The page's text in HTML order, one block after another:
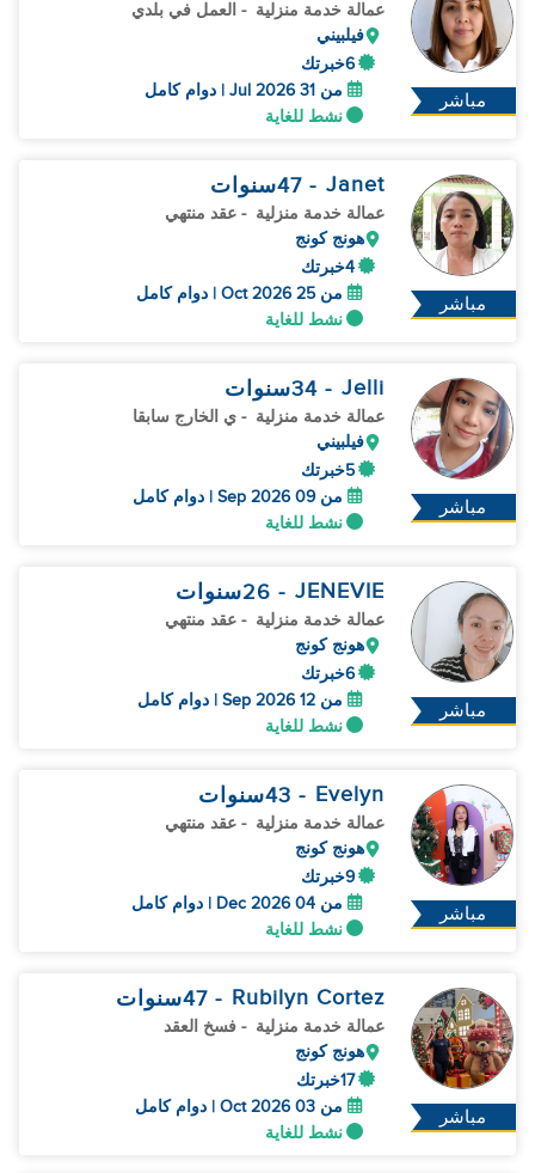
مباشر
عمالة خدمة منزلية - العمل في بلدي
فيلبيني
6خبرتك
من 31 Jul 2026 | دوام كامل
نشط للغاية
مباشر
Janet
- 47 سنوات
عمالة خدمة منزلية - عقد منتهي
هونج كونج
4خبرتك
من 25 Oct 2026 | دوام كامل
نشط للغاية
مباشر
Jelli
- 34 سنوات
عمالة خدمة منزلية - ي الخارج سابقا
فيلبيني
5خبرتك
من 09 Sep 2026 | دوام كامل
نشط للغاية
مباشر
JENEVIE
- 26 سنوات
عمالة خدمة منزلية - عقد منتهي
هونج كونج
6خبرتك
من 12 Sep 2026 | دوام كامل
نشط للغاية
مباشر
Evelyn
- 43 سنوات
عمالة خدمة منزلية - عقد منتهي
هونج كونج
9خبرتك
من 04 Dec 2026 | دوام كامل
نشط للغاية
مباشر
Rubilyn Cortez
- 47 سنوات
عمالة خدمة منزلية - فسخ العقد
هونج كونج
17خبرتك
من 03 Oct 2026 | دوام كامل
نشط للغاية